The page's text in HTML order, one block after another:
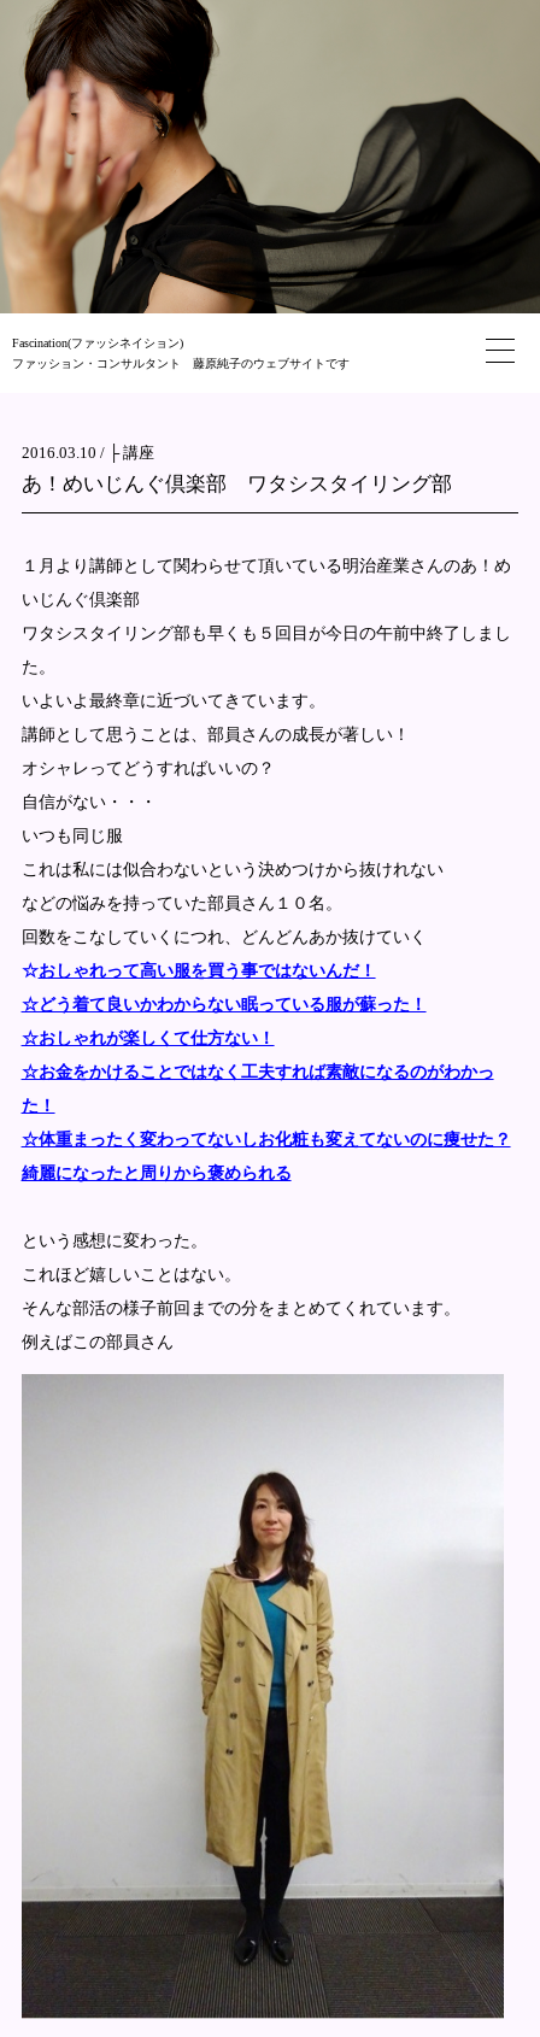
Fascination(ファッシネイション)
ファッション・コンサルタント 藤原純子のウェブサイトです
2016.03.10 / ├ 講座
あ！めいじんぐ倶楽部 ワタシスタイリング部
１月より講師として関わらせて頂いている明治産業さんのあ！め
いじんぐ倶楽部
ワタシスタイリング部も早くも５回目が今日の午前中終了しまし
た。
いよいよ最終章に近づいてきています。
講師として思うことは、部員さんの成長が著しい！
オシャレってどうすればいいの？
自信がない・・・
いつも同じ服
これは私には似合わないという決めつけから抜けれない
などの悩みを持っていた部員さん１０名。
回数をこなしていくにつれ、どんどんあか抜けていく
☆おしゃれって高い服を買う事ではないんだ！
☆どう着て良いかわからない眠っている服が蘇った！
☆おしゃれが楽しくて仕方ない！
☆お金をかけることではなく工夫すれば素敵になるのがわかっ
た！
☆体重まったく変わってないしお化粧も変えてないのに痩せた？
綺麗になったと周りから褒められる
という感想に変わった。
これほど嬉しいことはない。
そんな部活の様子前回までの分をまとめてくれています。
例えばこの部員さん